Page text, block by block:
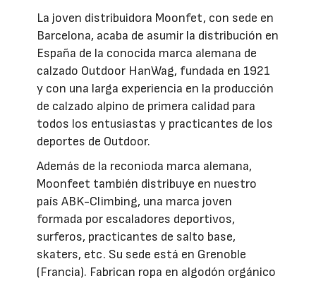
La joven distribuidora Moonfet, con sede en
Barcelona, acaba de asumir la distribución en
España de la conocida marca alemana de
calzado Outdoor HanWag, fundada en 1921
y con una larga experiencia en la producción
de calzado alpino de primera calidad para
todos los entusiastas y practicantes de los
deportes de Outdoor.
Además de la reconioda marca alemana,
Moonfeet también distribuye en nuestro
país ABK-Climbing, una marca joven
formada por escaladores deportivos,
surferos, practicantes de salto base,
skaters, etc. Su sede está en Grenoble
(Francia). Fabrican ropa en algodón orgánico